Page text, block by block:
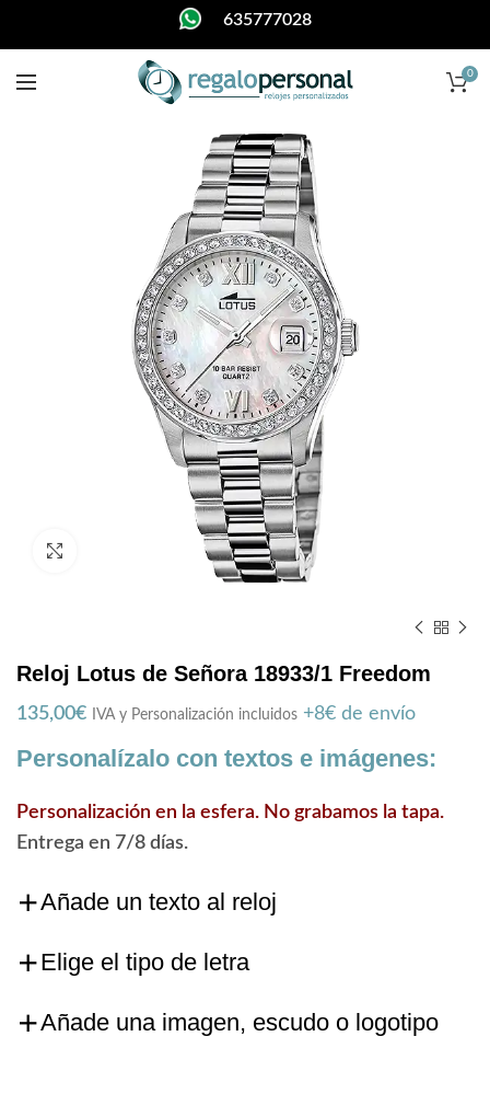
635777028
0
Reloj Lotus de Señora 18933/1 Freedom
135,00€ IVA y Personalización incluidos +8€ de envío
Personalízalo con textos e imágenes:
Personalización en la esfera. No grabamos la tapa.
Entrega en 7/8 días.
Añade un texto al reloj
Elige el tipo de letra
Añade una imagen, escudo o logotipo